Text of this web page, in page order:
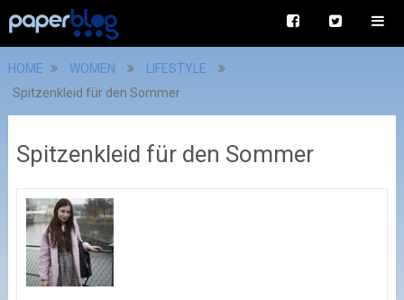
HOME WOMEN
LIFESTYLE
Spitzenkleid für den Sommer
Spitzenkleid für den Sommer